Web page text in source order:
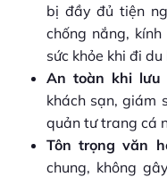
bị đầy đủ tiện
chống nắng,
sức khỏe khi đi du
An toàn khi lưu
khách sạn, giám
quản tư trang cá
Tôn trọng văn
chung, không